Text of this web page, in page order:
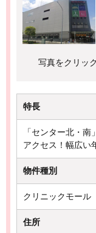
写真をクリッ
特長
「センター北・
アクセス！幅広い
物件種別
クリニックモール
住所